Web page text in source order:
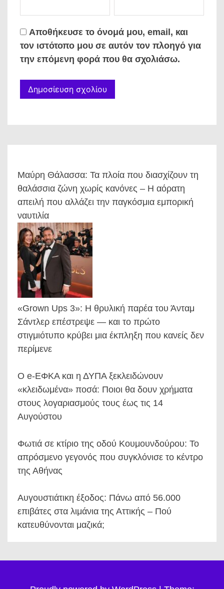
Αποθήκευσε το όνομά μου, email, και
τον ιστότοπο μου σε αυτόν τον πλοηγό για
την επόμενη φορά που θα σχολιάσω.
Μαύρη Θάλασσα: Τα πλοία που διασχίζουν τη
θαλάσσια ζώνη χωρίς κανόνες – Η αόρατη
απειλή που αλλάζει την παγκόσμια εμπορική
ναυτιλία
«Grown Ups 3»: Η θρυλική παρέα του Άνταμ
Σάντλερ επέστρεψε — και το πρώτο
στιγμιότυπο κρύβει μια έκπληξη που κανείς δεν
περίμενε
Ο e-ΕΦΚΑ και η ΔΥΠΑ ξεκλειδώνουν
«κλειδωμένα» ποσά: Ποιοι θα δουν χρήματα
στους λογαριασμούς τους έως τις 14
Αυγούστου
Φωτιά σε κτίριο της οδού Κουμουνδούρου: Το
απρόσμενο γεγονός που συγκλόνισε το κέντρο
της Αθήνας
Αυγουστιάτικη έξοδος: Πάνω από 56.000
επιβάτες στα λιμάνια της Αττικής – Πού
κατευθύνονται μαζικά;